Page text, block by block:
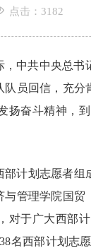
点击： 3182
，中共中央总
员回信，充
扬奋斗精神，
部计划志愿者
管理学院国
对于广大西部
名西部计划志